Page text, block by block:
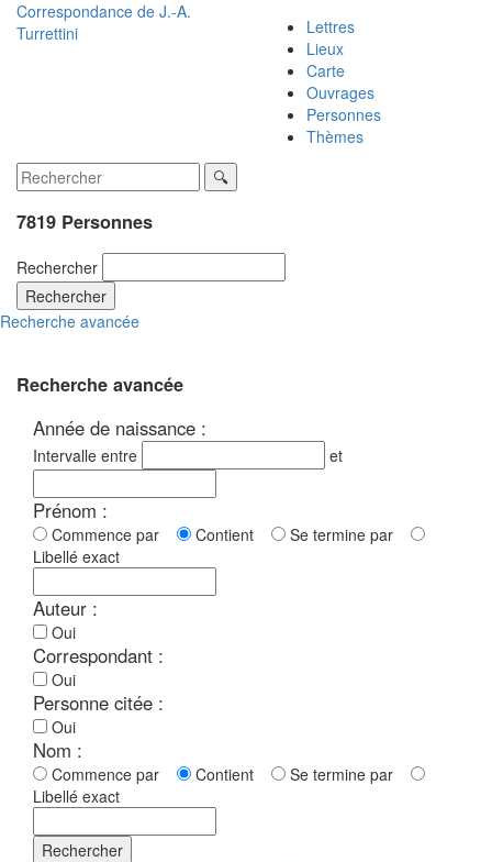
Correspondance de J.-A.
Turrettini
Lettres
Lieux
Carte
Ouvrages
Personnes
Thèmes
7819 Personnes
Rechercher
Rechercher
Recherche avancée
Recherche avancée
Année de naissance :
Intervalle entre et
Prénom :
Commence par Contient
Se termine par
Libellé exact
Auteur :
Oui
Correspondant :
Oui
Personne citée :
Oui
Nom :
Commence par Contient
Se termine par
Libellé exact
Rechercher